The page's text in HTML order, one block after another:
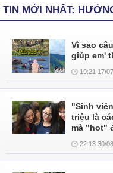
TIN MỚI NHẤT:
Vì sao
giúp em'
19:21 17/
"Sinh
triệu là
mà "hot"
22:13 30/